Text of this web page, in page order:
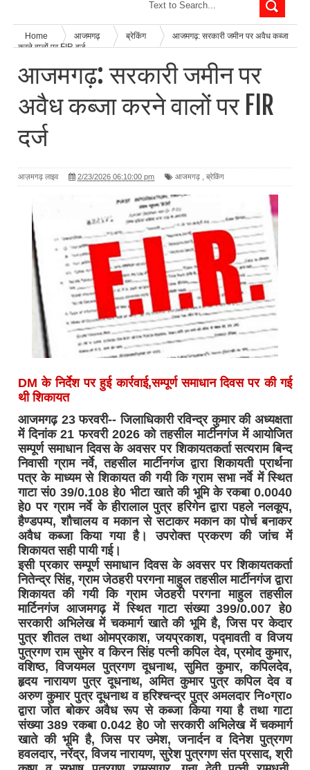
Home आजमगढ़ ब्रेकिंग
आजमगढ़: सरकारी जमीन पर अवैध कब्जा
करने वालों पर FIR दर्ज
आजमगढ़: सरकारी जमीन पर
अवैध कब्जा करने वालों पर FIR
दर्ज
आज़मगढ़ लाइव 2/23/2026 06:10:00 pm आजमगढ़ ब्रेकिंग
DM के निर्देश पर हुई कार्रवाई,सम्पूर्ण समाधान दिवस पर की गई
थी शिकायत
आजमगढ़ 23 फरवरी-- जिलाधिकारी रविन्द्र कुमार की अध्यक्षता
में दिनांक 21 फरवरी 2026 को तहसील मार्टीनगंज में आयोजित
सम्पूर्ण समाधान दिवस के अवसर पर शिकायतकर्ता सत्यराम बिन्द
निवासी ग्राम नर्वे, तहसील मार्टीनगंज द्वारा शिकायती प्रार्थना
पत्र के माध्यम से शिकायत की गयी कि ग्राम सभा नर्वे में स्थित
गाटा सं0 39/0.108 हे0 भीटा खाते की भूमि के रकबा 0.0040
हे0 पर ग्राम नर्वे के हीरालाल पुत्र हरिगेन द्वारा पहले नलकूप,
हैण्डपम्प, शौचालय व मकान से सटाकर मकान का पोर्च बनाकर
अवैध कब्जा किया गया है। उपरोक्त प्रकरण की जांच में
शिकायत सही पायी गई।
इसी प्रकार सम्पूर्ण समाधान दिवस के अवसर पर शिकायतकर्ता
नितेन्द्र सिंह, ग्राम जेठहरी परगना माहुल तहसील मार्टीनगंज द्वारा
शिकायत की गयी कि ग्राम जेठहरी परगना माहुल तहसील
मार्टिनगंज आजमगढ़ में स्थित गाटा संख्या 399/0.007 हे0
सरकारी अभिलेख में चकमार्ग खाते की भूमि है, जिस पर केदार
पुत्र शीतल तथा ओमप्रकाश, जयप्रकाश, पद्मावती व विजय
पुत्रगण राम सुमेर व किरन सिंह पत्नी कपिल देव, प्रमोद कुमार,
वशिष्ठ, विजयमल पुत्रगण दूधनाथ, सुमित कुमार, कपिलदेव,
हृदय नारायण पुत्र दूधनाथ, अमित कुमार पुत्र कपिल देव व
अरुण कुमार पुत्र दूधनाथ व हरिश्चन्द्र पुत्र अमलदार नि०ग्रा०
द्वारा जोत बोकर अवैध रूप से कब्जा किया गया है तथा गाटा
संख्या 389 रकबा 0.042 हे0 जो सरकारी अभिलेख में चकमार्ग
खाते की भूमि है, जिस पर उमेश, जनार्दन व दिनेश पुत्रगण
हवलदार, नरेंद्र, विजय नारायण, सुरेश पुत्रगण संत प्रसाद, श्री